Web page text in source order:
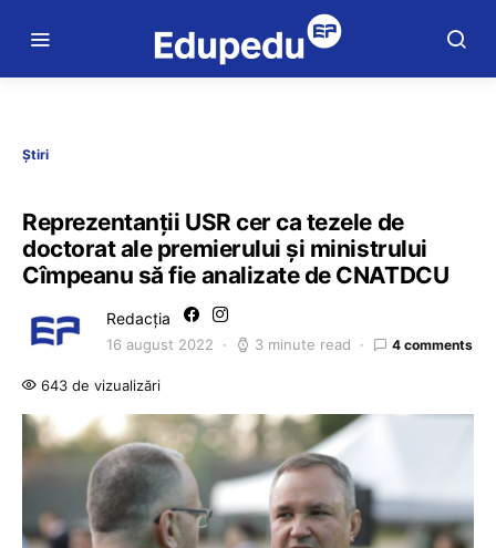
Știri
Reprezentanţii USR cer ca tezele de
doctorat ale premierului şi ministrului
Cîmpeanu să fie analizate de CNATDCU
Redacția
16 august 2022 3 minute read 4 comments
643 de vizualizări